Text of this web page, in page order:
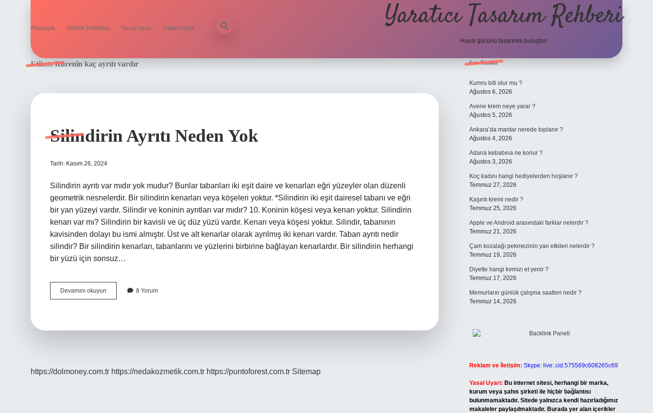
Anasayfa Gizlilik Politikası Yasal Uyarı Hakkımızda Yaratıcı Tasarım Rehberi
Hayal gücünü tasarımla buluştur!
Etiket:Kürenin kaç ayrıtı vardır
Silindirin Ayrıtı Neden Yok
Tarih: Kasım 26, 2024
Silindirin ayrıtı var mıdır yok mudur? Bunlar tabanları iki eşit daire ve kenarları eğri yüzeyler olan düzenli
geometrik nesnelerdir. Bir silindirin kenarları veya köşeleri yoktur. *Silindirin iki eşit dairesel tabanı ve eğri
bir yan yüzeyi vardır. Silindir ve koninin ayrıtları var mıdır? 10. Koninin köşesi veya kenarı yoktur. Silindirin
kenarı var mı? Silindirin bir kavisli ve üç düz yüzü vardır. Kenarı veya köşesi yoktur. Silindir, tabanının
kavisinden dolayı bu ismi almıştır. Üst ve alt kenarlar olarak ayrılmış iki kenarı vardır. Taban ayrıtı nedir
silindir? Bir silindirin kenarları, tabanlarını ve yüzlerini birbirine bağlayan kenarlardır. Bir silindirin herhangi
bir yüzü için sonsuz…
Devamını okuyun Silindirin
Ayrıtı
8 Yorum
https://dolmoney.com.tr https://nedakozmetik.com.tr https://puntoforest.com.tr Sitemap
Sidebar
Son Yazılar
Kumru biti olur mu ?
Ağustos 6, 2026
Avene krem neye yarar ?
Ağustos 5, 2026
Ankara’da mantar nerede toplanır ?
Ağustos 4, 2026
Adana kebabına ne konur ?
Ağustos 3, 2026
Koç kadını hangi hediyelerden hoşlanır ?
Temmuz 27, 2026
Kaşıntı kremi nedir ?
Temmuz 25, 2026
Apple ve Android arasındaki farklar nelerdir ?
Temmuz 21, 2026
Çam kozalağı pekmezinin yan etkileri nelerdir ?
Temmuz 19, 2026
Diyette hangi kırmızı et yenir ?
Temmuz 17, 2026
Memurların günlük çalışma saatleri nedir ?
Temmuz 14, 2026
Reklam ve İletişim: Skype: live:.cid.575569c608265c69
Yasal Uyarı: Bu internet sitesi, herhangi bir marka,
kurum veya şahıs şirketi ile hiçbir bağlantısı
bulunmamaktadır. Sitede yalnızca kendi hazırladığımız
makaleler paylaşılmaktadır. Burada yer alan içerikler